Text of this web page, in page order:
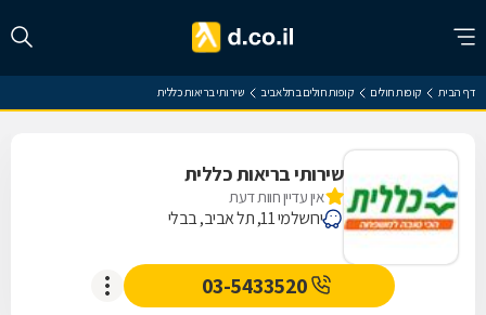
דף הבית קופות חולים קופות חולים בתל אביב שירותי בריאות כללית
שירותי בריאות כללית
אין עדיין חוות דעת
ירושלמי 11, תל אביב, בבלי
03-5433520